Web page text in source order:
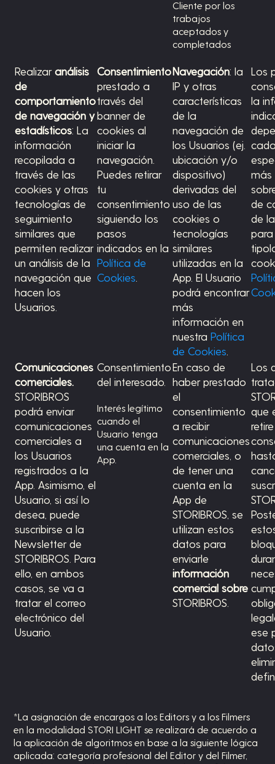
Cliente por los
trabajos
aceptados y
completados
Realizaranálisis
de
comportamiento
de navegación y
estadísticos: La
información
recopilada a
través de las
cookies y otras
tecnologías de
seguimiento
similares que
permiten realizar
un análisis de la
navegación que
hacen los
Usuarios.
Consentimiento
prestado a
través del
banner de
cookies al
iniciar la
navegación.
Puedes retirar
tu
consentimiento
siguiendo los
pasos
indicados en la
Política de
Cookies
Navegación: la
IP y otras
características
de la
navegación de
los Usuarios (ej.
ubicación y/o
dispositivo)
derivadas del
uso de las
cookies o
tecnologías
similares
utilizadas en la
App. El Usuario
podrá encontrar
más
información en
nuestraPolítica
de Cookies
Los
la
más
de
de
Comunicaciones
comerciales.
STORIBROS
podrá enviar
comunicaciones
comerciales a
los Usuarios
registrados a la
App. Asimismo, el
Usuario, si así lo
desea, puede
suscribirse a la
Newsletter de
STORIBROS. Para
ello, en ambos
casos, se va a
tratar el correo
electrónico del
Usuario.
Consentimiento
del interesado.
Interés legítimo
cuando el
Usuario tenga
una cuenta en la
App.
En caso de
haber prestado
el
consentimiento
a recibir
comunicaciones
comerciales, o
de tener una
cuenta en la
App de
STORIBROS, se
utilizan estos
datos para
enviarle
información
comercial sobre
STORIBROS.
Los
que
ese
*La asignación de encargos a los Editors y a los Filmers
en la modalidad STORI LIGHT se realizará de acuerdo a
la aplicación de algoritmos en base a la siguiente lógica
aplicada: categoría profesional del Editor y del Filmer,